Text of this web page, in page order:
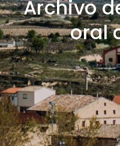
Archivo
oral